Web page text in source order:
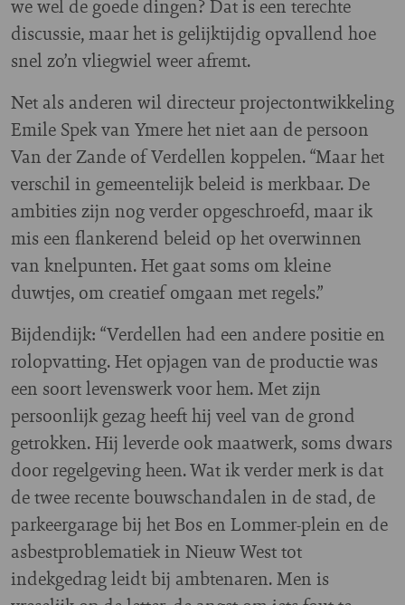
we wel de goede dingen? Dat is een terechte
discussie, maar het is gelijktijdig opvallend hoe
snel zo’n vliegwiel weer afremt.
Net als anderen wil directeur projectontwikkeling
Emile Spek van Ymere het niet aan de persoon
Van der Zande of Verdellen koppelen. “Maar het
verschil in gemeentelijk beleid is merkbaar. De
ambities zijn nog verder opgeschroefd, maar ik
mis een flankerend beleid op het overwinnen
van knelpunten. Het gaat soms om kleine
duwtjes, om creatief omgaan met regels.”
Bijdendijk: “Verdellen had een andere positie en
rolopvatting. Het opjagen van de productie was
een soort levenswerk voor hem. Met zijn
persoonlijk gezag heeft hij veel van de grond
getrokken. Hij leverde ook maatwerk, soms dwars
door regelgeving heen. Wat ik verder merk is dat
de twee recente bouwschandalen in de stad, de
parkeergarage bij het Bos en Lommer-plein en de
asbestproblematiek in Nieuw West tot
indekgedrag leidt bij ambtenaren. Men is